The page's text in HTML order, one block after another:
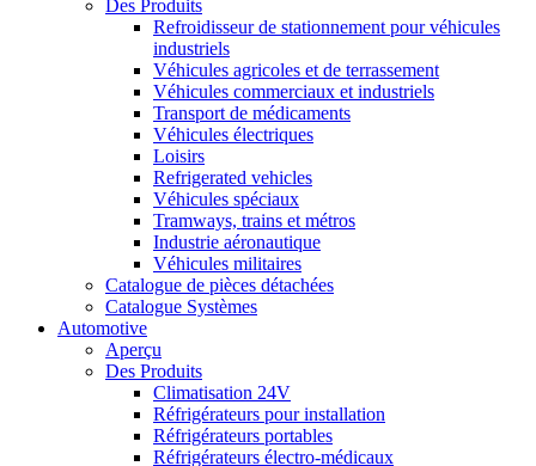
Des Produits
Refroidisseur de stationnement pour véhicules
industriels
Véhicules agricoles et de terrassement
Véhicules commerciaux et industriels
Transport de médicaments
Véhicules électriques
Loisirs
Refrigerated vehicles
Véhicules spéciaux
Tramways, trains et métros
Industrie aéronautique
Véhicules militaires
Catalogue de pièces détachées
Catalogue Systèmes
Automotive
Aperçu
Des Produits
Climatisation 24V
Réfrigérateurs pour installation
Réfrigérateurs portables
Réfrigérateurs électro-médicaux